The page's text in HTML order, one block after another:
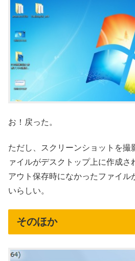
お！戻った。
ただし、スクリーンショットを撮
ァイルがデスクトップ上に作成さ
アウト保存時になかったファイル
いらしい。
そのほか